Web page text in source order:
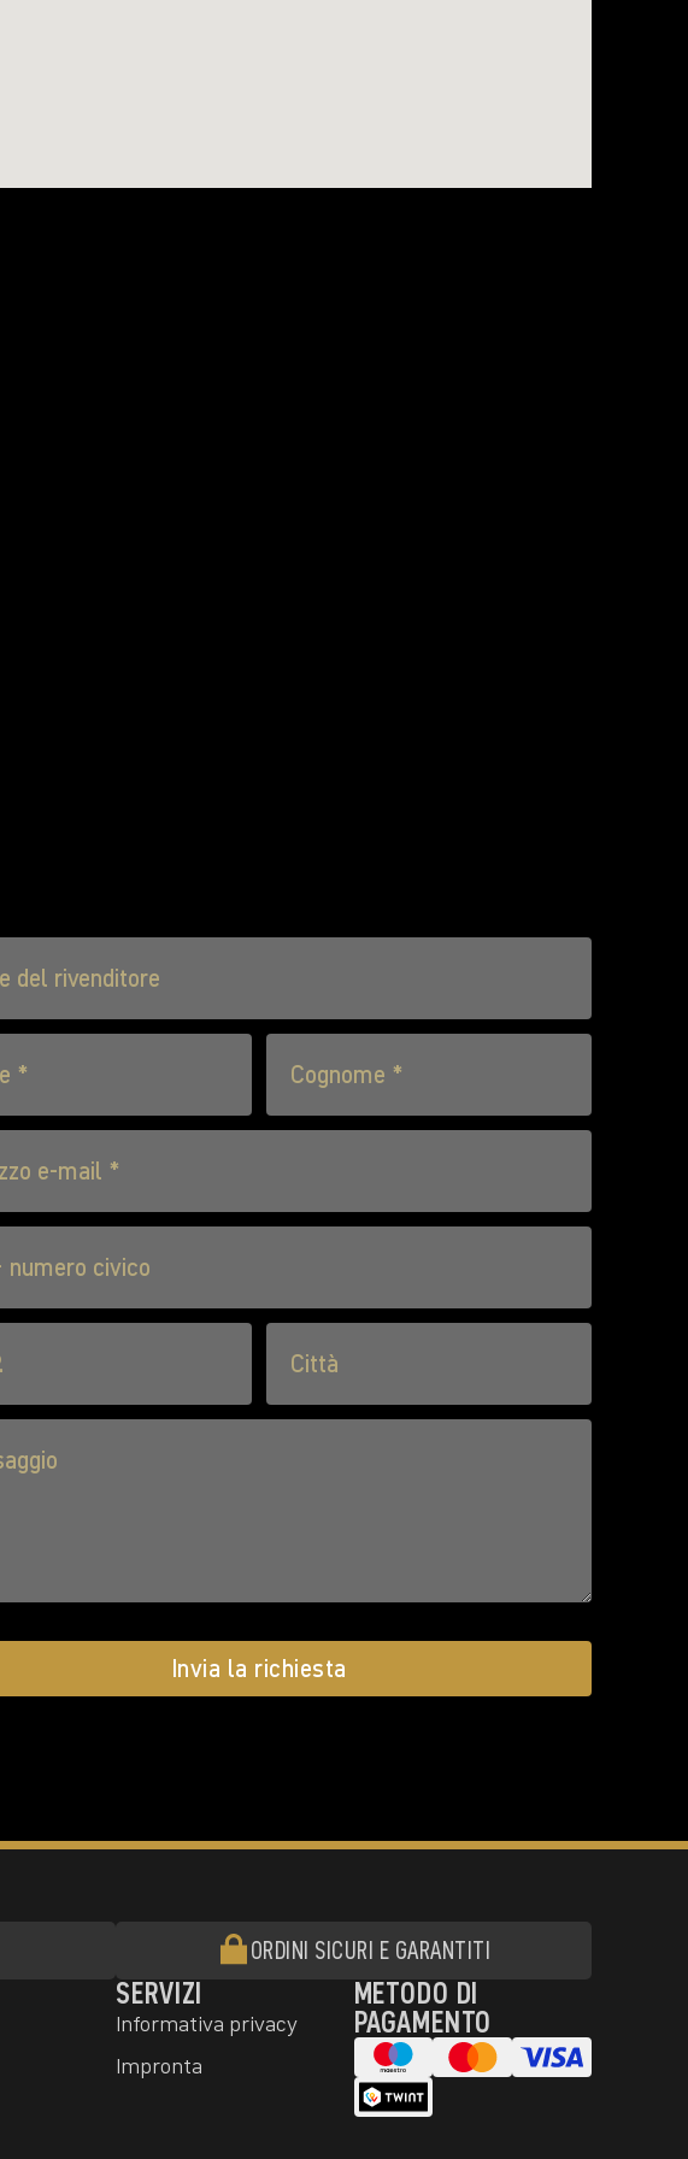
Invia la richiesta
ORDINI SICURI E GARANTITI
SERVIZI
Informativa privacy
Impronta
METODO DI
PAGAMENTO